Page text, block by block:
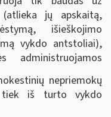
(atlieka jų apskaitą,
išieškojimo
vykdo antstoliai),
administruojamos
nepriemokų
tiek iš turto vykdo